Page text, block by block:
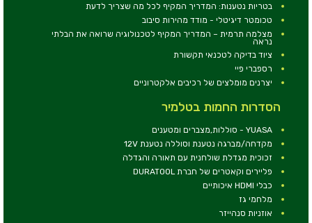
בטריות נטענות: המדריך המקיף לכל מה שצריך לדעת
טכומטר דיגיטלי - מודד מהירות סיבוב
מצלמה תרמית – המדריך המקיף לטכנולוגיה שרואה את הבלתי
נראה
ציוד בדיקה לטכנאי תקשורת
רספברי פיי
יצרנים מומלצים של רכיבים אלקטרוניים
הסדרות החמות בטלמיר
YUASA - סוללות,מצברים ומטענים
מקדחה/מברגה נטענת וסוללה נטענת 12V
זכוכית מגדלת שולחנית עם תאורה והגדלה
פליירים וקאטרים של חברת DURATOOL
כבלי HDMI איכותיים
מלחמי גז
אוזניות סנהייזר